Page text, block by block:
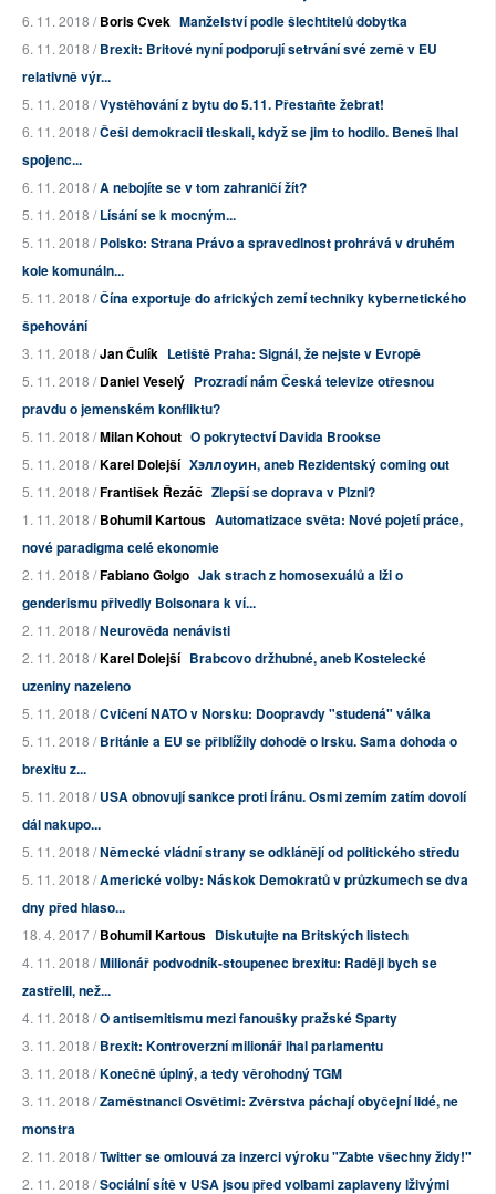
6. 11. 2018 /Boris Cvek Manželství podle šlechtitelů dobytka
6. 11. 2018 /Brexit: Britové nyní podporují setrvání své země v EU
relativně výr...
5. 11. 2018 /Vystěhování z bytu do 5.11. Přestaňte žebrat!
6. 11. 2018 /Češi demokracii tleskali, když se jim to hodilo. Beneš lhal
spojenc...
6. 11. 2018 /A nebojíte se v tom zahraničí žít?
5. 11. 2018 /Lísání se k mocným...
5. 11. 2018 /Polsko: Strana Právo a spravedlnost prohrává v druhém
kole komunáln...
5. 11. 2018 /Čína exportuje do afrických zemí techniky kybernetického
špehování
3. 11. 2018 /Jan Čulík Letiště Praha: Signál, že nejste v Evropě
5. 11. 2018 /Daniel Veselý Prozradí nám Česká televize otřesnou
pravdu o jemenském konfliktu?
5. 11. 2018 /Milan Kohout O pokrytectví Davida Brookse
5. 11. 2018 /Karel Dolejší Хэллоуин, aneb Rezidentský coming out
5. 11. 2018 /František Řezáč Zlepší se doprava v Plzni?
1. 11. 2018 /Bohumil Kartous Automatizace světa: Nové pojetí práce,
nové paradigma celé ekonomie
2. 11. 2018 /Fabiano Golgo Jak strach z homosexuálů a lži o
genderismu přivedly Bolsonara k ví...
2. 11. 2018 /Neurověda nenávisti
2. 11. 2018 /Karel Dolejší Brabcovo držhubné, aneb Kostelecké
uzeniny nazeleno
5. 11. 2018 /Cvičení NATO v Norsku: Doopravdy "studená" válka
5. 11. 2018 /Británie a EU se přiblížily dohodě o Irsku. Sama dohoda o
brexitu z...
5. 11. 2018 /USA obnovují sankce proti Íránu. Osmi zemím zatím dovolí
dál nakupo...
5. 11. 2018 /Německé vládní strany se odklánějí od politického středu
5. 11. 2018 /Americké volby: Náskok Demokratů v průzkumech se dva
dny před hlaso...
18. 4. 2017 /Bohumil Kartous Diskutujte na Britských listech
4. 11. 2018 /Milionář podvodník-stoupenec brexitu: Raději bych se
zastřelil, než...
4. 11. 2018 /O antisemitismu mezi fanoušky pražské Sparty
3. 11. 2018 /Brexit: Kontroverzní milionář lhal parlamentu
3. 11. 2018 /Konečně úplný, a tedy věrohodný TGM
3. 11. 2018 /Zaměstnanci Osvětimi: Zvěrstva páchají obyčejní lidé, ne
monstra
2. 11. 2018 /Twitter se omlouvá za inzerci výroku "Zabte všechny židy!"
2. 11. 2018 /Sociální sítě v USA jsou před volbami zaplaveny lživými